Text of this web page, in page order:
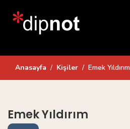
Anasayfa Kişiler Emek Yıldırım
Emek Yıldırım